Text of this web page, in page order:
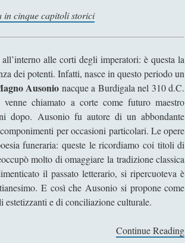
in cinque capitoli storici
alle corti degli imperatori: è questa la
dei potenti. Infatti, nasce in questo periodo un
Ausonio nacque a Burdigala nel 310 d.C.
chiamato a corte come futuro maestro
dopo. Ausonio fu autore di un abbondante
per occasioni particolari. Le opere
funeraria: queste le ricordiamo coi titoli di
molto di omaggiare la tradizione classica
il passato letterario, si ripercuoteva è
E così che Ausonio si propone come
estetizzanti e di conciliazione culturale.
Continue Reading